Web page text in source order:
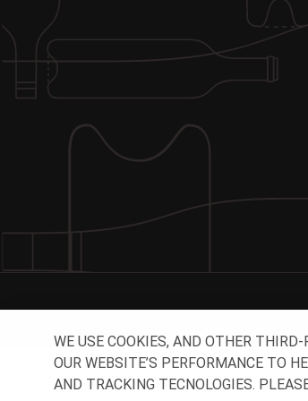
© 2026 O-I. Reservados todos los derechos.
WE USE COOKIES, AND OTHER
OUR WEBSITE’S PERFORMANCE TO
AND TRACKING TECNOLOGIES.